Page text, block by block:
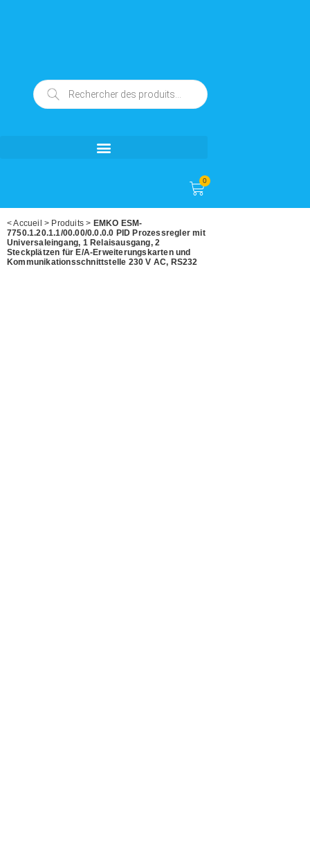
0
<Accueil > Produits > EMKO ESM-
7750.1.20.1.1/00.00/0.0.0.0 PID Prozessregler mit
Universaleingang, 1 Relaisausgang, 2
Steckplätzen für E/A-Erweiterungskarten und
Kommunikationsschnittstelle 230 V AC, RS232